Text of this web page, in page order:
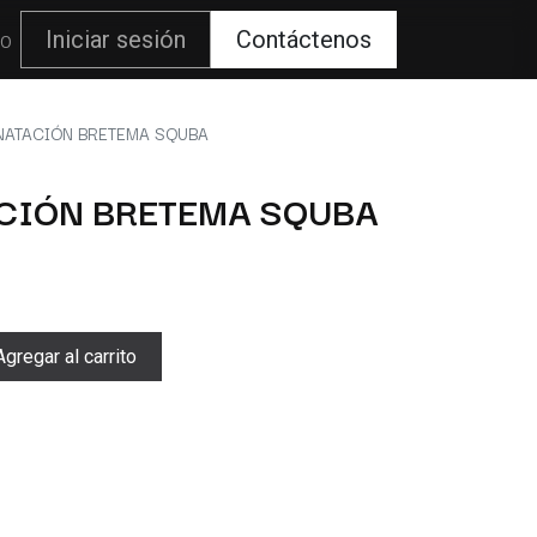
Iniciar sesión Contáctenos
BRETEMA SQUBA
BRETEMA SQUBA
al carrito